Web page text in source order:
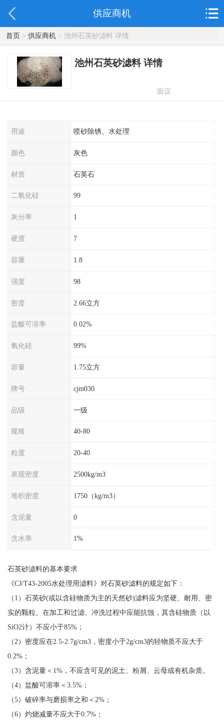
供应商机
首页> 供应商机> 池州石英砂滤料 详情
池州石英砂滤料 详情
面议
用途 喷砂除锈、水处理
颜色 灰色
材质 石英石
二氧化硅 99
灰分率 1
硬度 7
容重 1.8
强度 98
密度 2.66立方
盐酸可溶率 0.02%
氧化硅 99%
容量 1.75立方
牌号 cjm030
品级 一级
规格 40-80
粒度 20-40
表观密度 2500kg/m3
堆积密度 1750（kg/m3）
含泥量 0
含水率 1%
石英砂滤料的基本要求
《CJ/T43-2005水处理用滤料》对石英砂滤料的规定如下：
（1）石英砂(或以含硅物质为主的天然砂)滤料应为坚硬、耐用、密
实的颗粒。在加工和过滤、冲洗过程中应能抗蚀，其含硅物质（以
SiO2计）不应小于85%；
（2）密度应在2.5-2.7g/cm3，密度小于2g/cm3的轻物质不应大于
0.2%；
（3）含泥量＜1%，不应含可见的泥土、粉屑、云母或有机杂质。
（4）盐酸可溶率＜3.5%；
（5）破碎率与磨损率之和＜2%；
（6）灼烧减量不应大于0.7%；